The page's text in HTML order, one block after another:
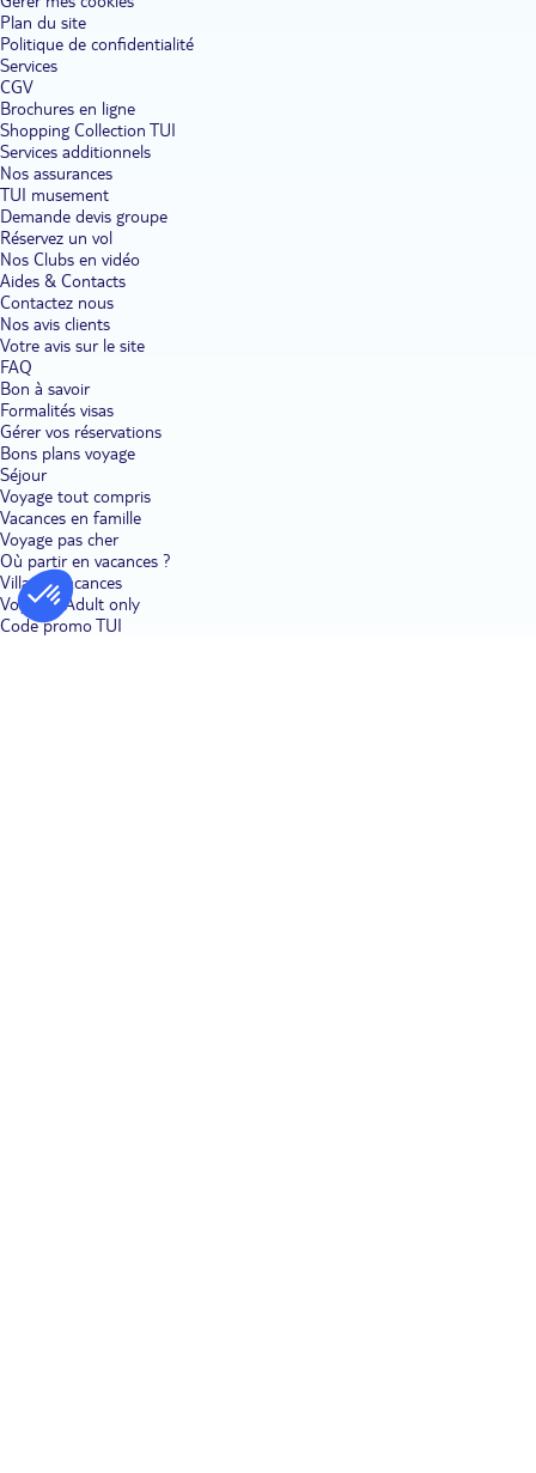
Plan du site
Politique de confidentialité
Services
CGV
Brochures en ligne
Shopping Collection TUI
Services additionnels
Nos assurances
TUI musement
Demande devis groupe
Réservez un vol
Nos Clubs en vidéo
Aides & Contacts
Contactez nous
Nos avis clients
Votre avis sur le site
FAQ
Bon à savoir
Formalités visas
Gérer vos réservations
Bons plans voyage
Séjour
Voyage tout compris
Vacances en famille
Voyage pas cher
Où partir en vacances ?
Villages vacances
Voyages Adult only
Code promo TUI